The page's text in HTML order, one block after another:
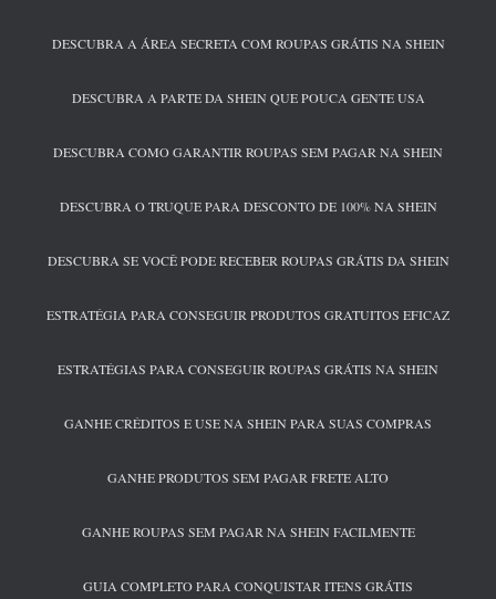
DESCUBRA A ÁREA SECRETA COM ROUPAS GRÁTIS NA SHEIN
DESCUBRA A PARTE DA SHEIN QUE POUCA GENTE USA
DESCUBRA COMO GARANTIR ROUPAS SEM PAGAR NA SHEIN
DESCUBRA O TRUQUE PARA DESCONTO DE 100% NA SHEIN
DESCUBRA SE VOCÊ PODE RECEBER ROUPAS GRÁTIS DA SHEIN
ESTRATÉGIA PARA CONSEGUIR PRODUTOS GRATUITOS EFICAZ
ESTRATÉGIAS PARA CONSEGUIR ROUPAS GRÁTIS NA SHEIN
GANHE CRÉDITOS E USE NA SHEIN PARA SUAS COMPRAS
GANHE PRODUTOS SEM PAGAR FRETE ALTO
GANHE ROUPAS SEM PAGAR NA SHEIN FACILMENTE
GUIA COMPLETO PARA CONQUISTAR ITENS GRÁTIS